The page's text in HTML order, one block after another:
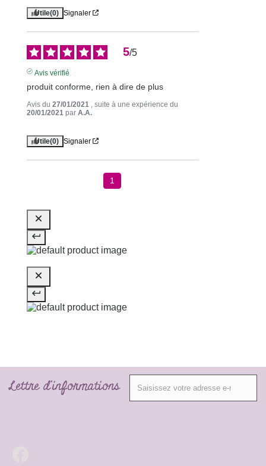
Utile(0) Signaler
5/5
Avis vérifié
produit conforme, rien à dire de plus
Avis du 27/01/2021 , suite à une expérience du
20/01/2021 par A.A.
Utile(0) Signaler
1
Lettre d'informations